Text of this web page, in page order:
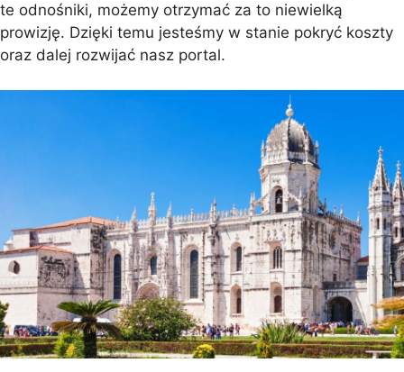
te odnośniki, możemy otrzymać za to niewielką
prowizję. Dzięki temu jesteśmy w stanie pokryć koszty
oraz dalej rozwijać nasz portal.